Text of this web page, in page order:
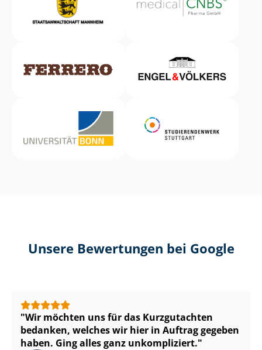
Unsere Bewertungen bei Google
Wir möchten uns für das Kurzgutachten
bedanken, welches wir hier in Auftrag gegeben
haben. Ging alles ganz unkompliziert.